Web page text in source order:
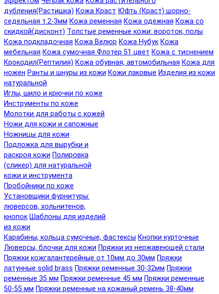
дубления(Растишка) Кожа Краст Юфть (Краст) шорно-
седельная т.2-3мм Кожа ременная Кожа одежная Кожа со
скидкой(дисконт) Толстые ременные кожи: вороток, полы
Кожа подкладочная Кожа Велюр Кожа Нубук Кожа
мебельная Кожа сумочная Флотер 51 цвет Кожа с тиснением
Крокодил(Рептилия) Кожа обувная, автомобильная Кожа для
ножен Ранты и шнуры из кожи Кожи лаковые Изделия из кожи
натуральной
Иглы, шило и крючки по коже
Инструменты по коже
Молотки для работы с кожей
Ножи для кожи и сапожные
Ножницы для кожи
Подложка для вырубки и
раскроя кожи Полировка
(сликер) для натуральной
кожи и инструмента
Пробойники по коже
Установщики фурнитуры:
люверсов, хольнитенов,
кнопок Шаблоны для изделий
из кожи
Карабины, кольца сумочные, фастексы Кнопки курточные
Люверсы, блочки для кожи Пряжки из нержавеющей стали
Пряжки кожгалантерейные от 10мм до 30мм Пряжки
латунные solid brass Пряжки ременные 30-32мм Пряжки
ременные 35 мм Пряжки ременные 45 мм Пряжки ременные
50-55 мм Пряжки ременные на кожаный ремень 38-40мм